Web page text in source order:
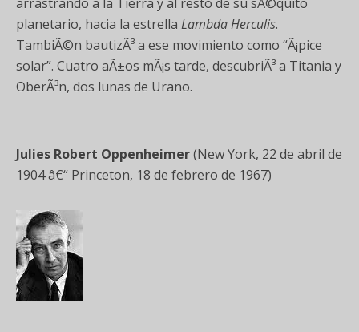
planetario, hacia la estrella Lambda Herculis.
TambiÃ©n bautizÃ³ a ese movimiento como “Ã¡pice
solar”. Cuatro aÃ±os mÃ¡s tarde, descubriÃ³ a Titania y
OberÃ³n, dos lunas de Urano.
Julies Robert Oppenheimer(New York, 22 de abril de
1904 â€“ Princeton, 18 de febrero de 1967)